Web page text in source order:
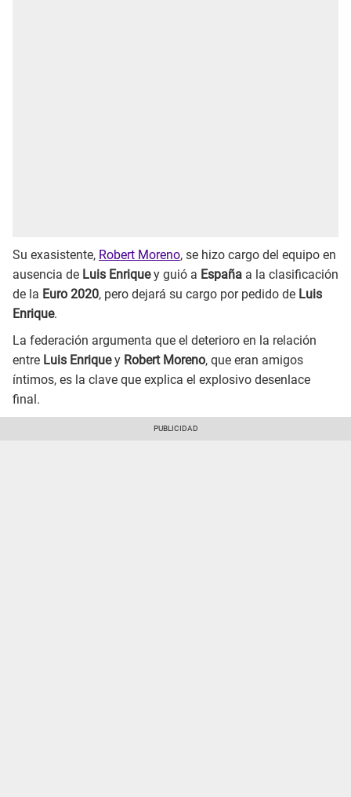
Su exasistente, Robert Moreno, se hizo cargo del equipo en
ausencia de Luis Enriquey guió a España a la clasificación
de la Euro 2020, pero dejará su cargo por pedido de Luis
Enrique.
La federación argumenta que el deterioro en la relación
entre Luis Enriquey Robert Moreno, que eran amigos
íntimos, es la clave que explica el explosivo desenlace
final.